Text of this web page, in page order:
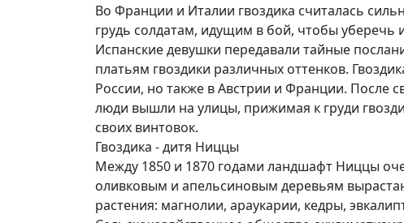
Во Франции и Италии гвоздика считалась
грудь солдатам, идущим в бой, чтобы уберечь
Испанские девушки передавали тайные
платьям гвоздики различных оттенков.
России, но также в Австрии и Франции. После
люди вышли на улицы, прижимая к груди
своих винтовок.
Гвоздика - дитя Ниццы
Между 1850 и 1870 годами ландшафт Ниццы
оливковым и апельсиновым деревьям
растения: магнолии, араукарии, кедры,